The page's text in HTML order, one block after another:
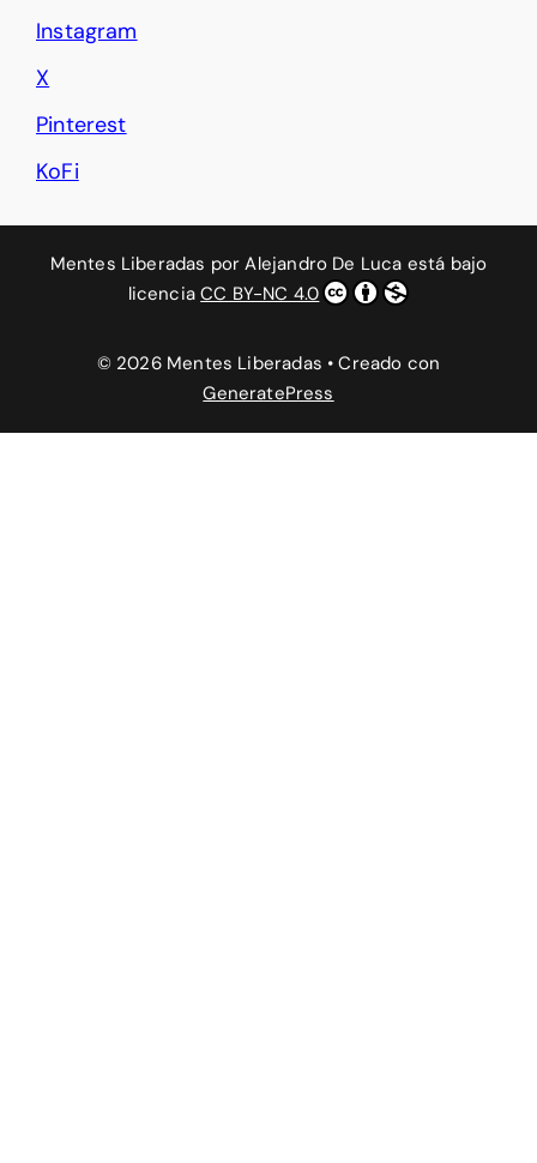
Instagram
X
Pinterest
KoFi
Mentes Liberadas porAlejandro De Luca está bajo
licenciaCC BY-NC 4.0
© 2026 Mentes Liberadas • Creado con
GeneratePress